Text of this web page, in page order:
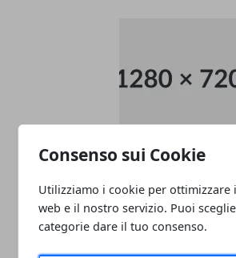
Consenso sui Cookie
Utilizziamo i cookie per ottimizzare
web e il nostro servizio. Puoi
categorie dare il tuo consenso.
data entry
05/11/2024